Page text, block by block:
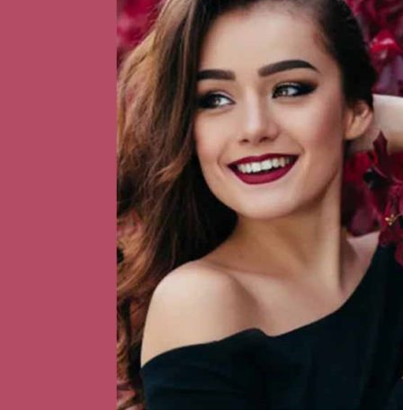
क्लिंजर